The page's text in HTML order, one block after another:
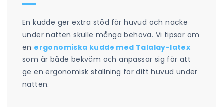
En kudde ger extra stöd för huvud och nacke
under natten skulle många behöva. Vi tipsar om
en ergonomiska kudde med Talalay-latex
som är både bekväm och anpassar sig för att
ge en ergonomisk ställning för ditt huvud under
natten.